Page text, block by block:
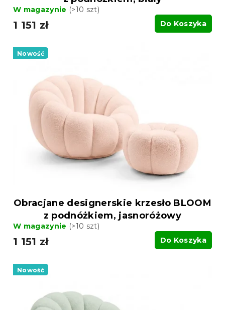
W magazynie (>10 szt)
1 151 zł Do Koszyka
Nowość
Obracjane designerskie krzesło BLOOM
z podnóżkiem, jasnoróżowy
W magazynie (>10 szt)
1 151 zł Do Koszyka
Nowość